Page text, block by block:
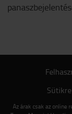
Az árak csak az online